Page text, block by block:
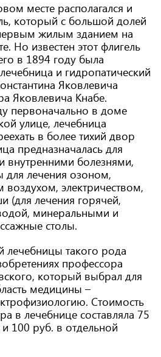
месте располагался и
который с большой долей
жилым зданием на
Но известен этот флигель
в 1894 году была
и гидропатический
Яковлевича
Яковлевича Кнабе.
первоначально в доме
улице, лечебница
в более тихий двор
предназначалась для
внутренними болезнями,
для лечения озоном,
электричеством,
(для лечения горячей,
минеральными и
столы.
лечебницы такого рода
профессора
который выбрал для
медицины –
Стоимость
в лечебнице составляла 75
100 руб. в отдельной